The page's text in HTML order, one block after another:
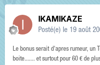
IKAMIKAZE
Posté(e) le 19 août
Le bonus serait d'apres rumeur, un
boite....... et surtout pour 60 € de